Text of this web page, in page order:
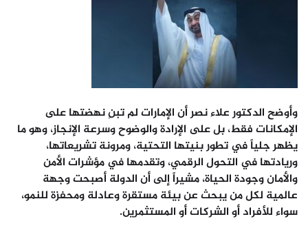
وأوضح الدكتور علاء نصر أن الإمارات لم تبنِ نهضتها على
الإمكانات فقط، بل على الإرادة والوضوح وسرعة الإنجاز، وهو ما
يظهر جلياً في تطور بنيتها التحتية، ومرونة تشريعاتها،
وريادتها في التحول الرقمي، وتقدمها في مؤشرات الأمن
والأمان وجودة الحياة، مشيراً إلى أن الدولة أصبحت وجهة
عالمية لكل من يبحث عن بيئة مستقرة وعادلة ومحفزة للنمو،
سواء للأفراد أو الشركات أو المستثمرين.